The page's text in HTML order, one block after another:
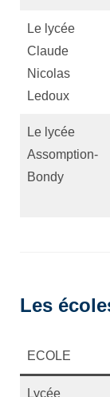
Le lycée
Claude
Nicolas
Ledoux
Le lycée
Assomption-
Bondy
Les
ECOLE
Lycée